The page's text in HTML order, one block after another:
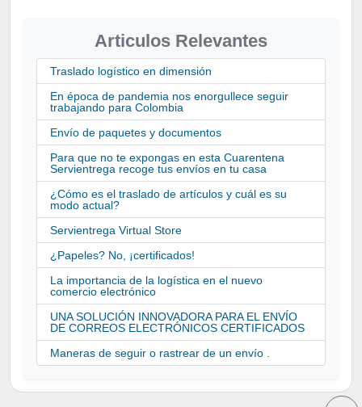
Articulos Relevantes
Traslado logístico en dimensión
En época de pandemia nos enorgullece seguir
trabajando para Colombia
Envío de paquetes y documentos
Para que no te expongas en esta Cuarentena
Servientrega recoge tus envíos en tu casa
¿Cómo es el traslado de artículos y cuál es su
modo actual?
Servientrega Virtual Store
¿Papeles? No, ¡certificados!
La importancia de la logística en el nuevo
comercio electrónico
UNA SOLUCIÓN INNOVADORA PARA EL ENVÍO
DE CORREOS ELECTRÓNICOS CERTIFICADOS
Maneras de seguir o rastrear de un envío .